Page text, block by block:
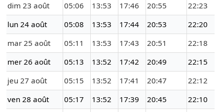
dim 23 août
05:06 13:53 17:46 20:55
22:23
lun 24 août
05:08 13:53 17:44 20:53
22:20
mar 25 août
05:11 13:53 17:43 20:51
22:18
mer 26 août
05:13 13:52 17:42 20:49
22:15
jeu 27 août
05:15 13:52 17:41 20:47
22:12
ven 28 août
05:17 13:52 17:39 20:45
22:10